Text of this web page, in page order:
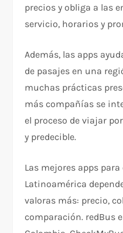
precios y obliga a las
servicio, horarios y
Además, las apps
de pasajes en una
muchas prácticas
más compañías se
el proceso de viajar
y predecible.
Las mejores apps
Latinoamérica
valoras más: precio,
comparación. redBus